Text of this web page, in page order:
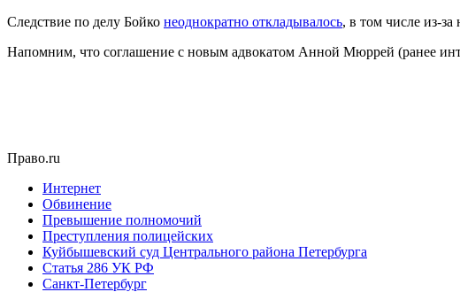
Следствие по делу Бойко неоднократно откладывалось, в том числе из-
Напомним, что соглашение с новым адвокатом Анной Мюррей (ранее
Право.ru
Интернет
Обвинение
Превышение полномочий
Преступления полицейских
Куйбышевский суд Центрального района Петербурга
Статья 286 УК РФ
Санкт-Петербург